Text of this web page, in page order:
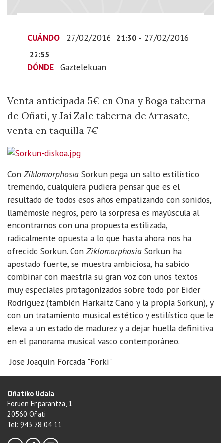
27T23:55:00+01:00
anticipada
Boga
taberna
de
Oñati,
Jai
Zale
taberna
de
Arrasate,
venta
en
taquilla
7€
CUÁNDO 27/02/2016 21:30 - 27/02/2016
22:55
DÓNDE Gaztelekuan
Venta anticipada 5€ en Ona y Boga taberna
de Oñati, y Jai Zale taberna de Arrasate,
venta en taquilla 7€
Con Ziklomorphosia Sorkun pega un salto estilístico
tremendo, cualquiera pudiera pensar que es el
resultado de todos esos años empatizando con sonidos,
llamémosle negros, pero la sorpresa es mayúscula al
encontrarnos con una propuesta estilizada,
radicalmente opuesta a lo que hasta ahora nos ha
ofrecido Sorkun. Con Ziklomorphosia Sorkun ha
apostado fuerte, se muestra ambiciosa, ha sabido
combinar con maestría su gran voz con unos textos
muy especiales protagonizados sobre todo por Eider
Rodríguez (también Harkaitz Cano y la propia Sorkun), y
con un tratamiento musical estético y estilístico que le
eleva a un estado de madurez y a dejar huella definitiva
en el panorama musical vasco contemporáneo.
Jose Joaquin Forcada "Forki"
Oñatiko Udala
Foruen Enparantza, 1
20560 Oñati
Tel: 943 78 04 11